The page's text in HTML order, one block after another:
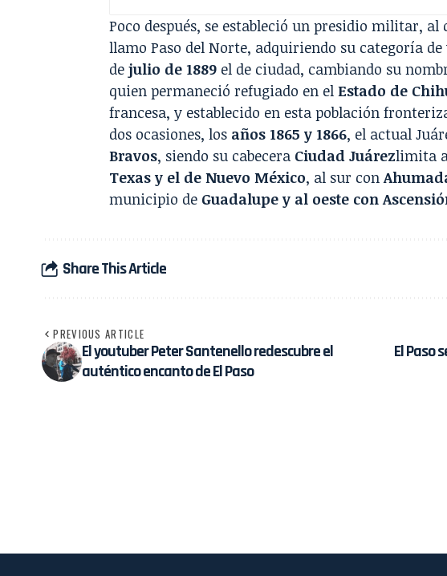
Poco después, se estableció un presidio militar,
llamo Paso del Norte, adquiriendo su categoría
dejulio de 1889 el de ciudad, cambiando su
quien permaneció refugiado en elEstado de
francesa, y establecido en esta población
dos ocasiones, los años 1865 y 1866, el actual
Bravos, siendo su cabecera Ciudad Juárezlimita
Texas y el de Nuevo México, al sur con
municipio de Guadalupe y al oeste con
Share This Article
PREVIOUS ARTICLE
El youtuber Peter Santenello redescubre el
auténtico encanto de El Paso
El Paso